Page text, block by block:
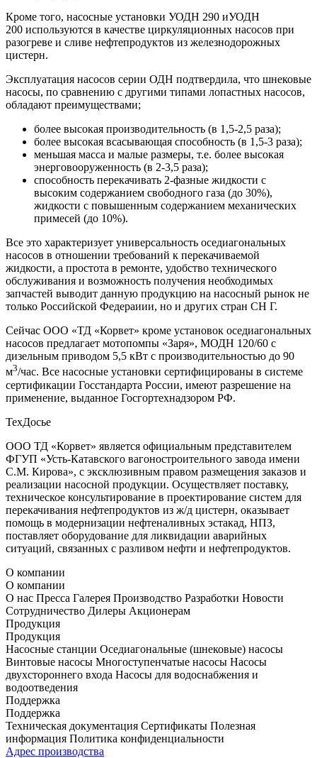
Кроме того, насосные установки УОДН 290 иУОДН
200 используются в качестве циркуляционных насосов при
разогреве и сливе нефтепродуктов из железнодорожных
цистерн.
Эксплуатация насосов серии ОДН подтвердила, что шнековые
насосы, по сравнению с другими типами лопастных насосов,
обладают преимуществами;
более высокая производительность (в 1,5-2,5 раза);
более высокая всасывающая способность (в 1,5-3 раза);
меньшая масса и малые размеры, т.е. более высокая
энерговооруженность (в 2-3,5 раза);
способность перекачивать 2-фазные жидкости с
высоким содержанием свободного газа (до 30%),
жидкости с повышенным содержанием механических
примесей (до 10%).
Все это характеризует универсальность оседиагональных
насосов в отно­шении требований к перекачиваемой
жидкости, а простота в ремонте, удобство технического
обслуживания и возможность получения необходимых
запчастей выводит данную продукцию на насосный рынок не
только Российской Федераиии, но и других стран СН Г.
Сейчас ООО «ТД «Корвет» кроме установок оседиагональных
насосов предлагает мотопомпы «Заря», МОДН 120/60 с
дизельным приводом 5,5 кВт с производительностью до 90
м3/час. Все насосные установки сертифицированы в системе
сертификации Госстандарта России, имеют разрешение на
применение, выданное Госгортехнадзором РФ.
ТехДосье
ООО ТД «Корвет» является официальным представителем
ФГУП «Усть-Катавского вагоностроительного завода имени
С.М. Кирова», с эксклюзивным правом размещения заказов и
реализации насосной продукции. Осуществляет поставку,
техническое консультирование в проектирование систем для
перекачивания нефтепродуктов из ж/д цистерн, оказывает
помощь в модернизации нефтеналивных эстакад, НПЗ,
поставляет оборудование для ликвидации аварийных
ситуаций, связанных с разливом нефти и нефтепродуктов.
О компании
О компании
О нас Пресса Галерея Производство Разработки Новости
Сотрудничество Дилеры Акционерам
Продукция
Продукция
Насосные станции Оседиагональные (шнековые) насосы
Винтовые насосы Многоступенчатые насосы Насосы
двухстороннего входа Насосы для водоснабжения и
водоотведения
Поддержка
Поддержка
Техническая документация Сертификаты Полезная
информация Политика конфиденциальности
Адрес производства